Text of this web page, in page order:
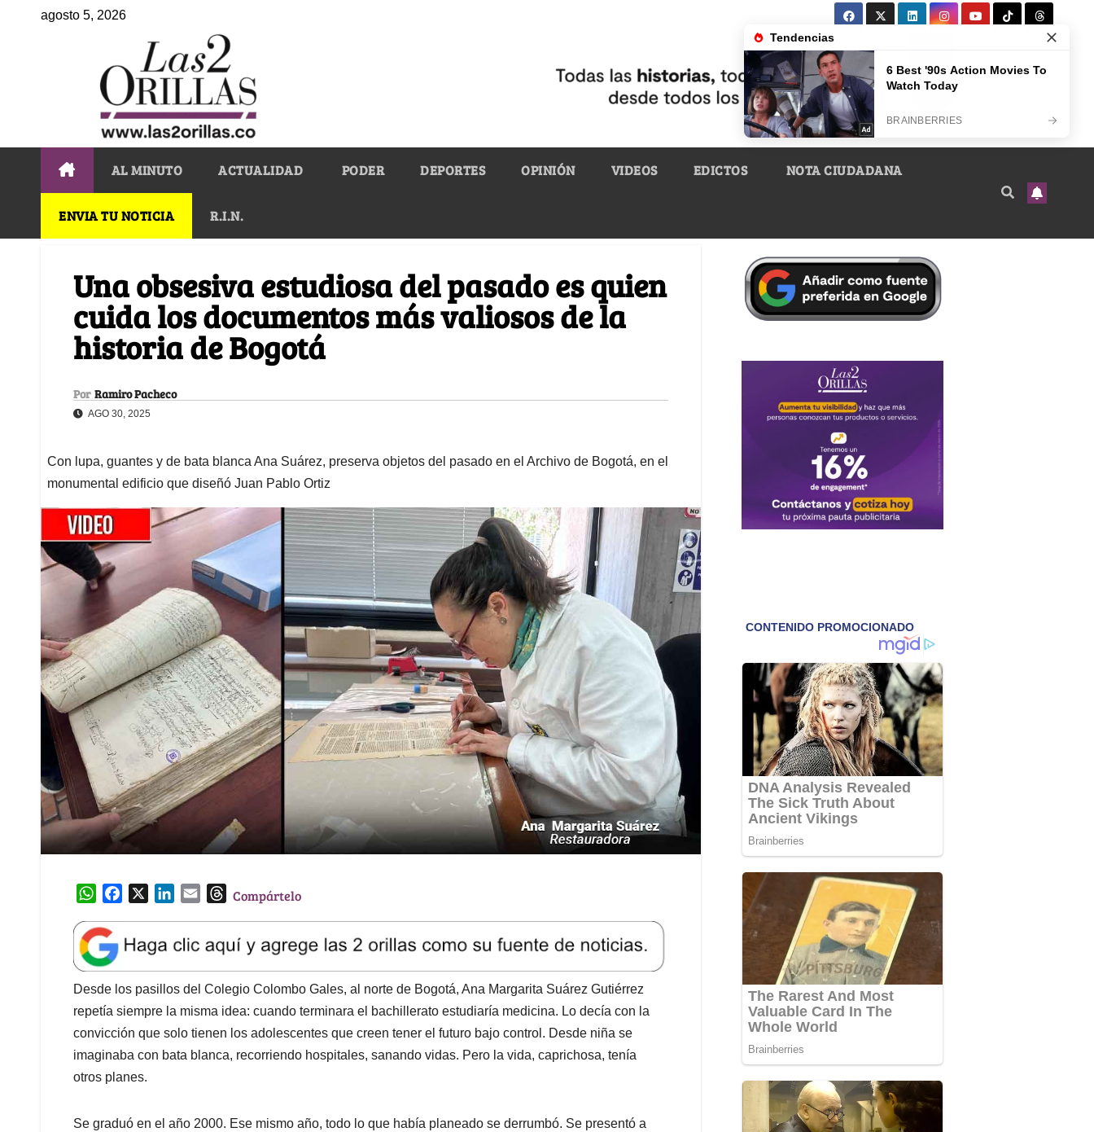
agosto 5, 2026
AL MINUTO ACTUALIDAD PODER DEPORTES OPINIÓN VIDEOS EDICTOS NOTA CIUDADANA
ENVIA TU NOTICIA R.I.N.
Una obsesiva estudiosa del pasado es quien
cuida los documentos más valiosos de la
historia de Bogotá
Por Ramiro Pacheco
AGO 30, 2025
Con lupa, guantes y de bata blanca Ana Suárez, preserva objetos del pasado en el Archivo de Bogotá, en el
monumental edificio que diseñó Juan Pablo Ortiz
W
a
t
s
A
p
p
e
b
o
o
k
k
e
d
I
n
l
T
e
a
d
s
Compártelo
Desde los pasillos del Colegio Colombo Gales, al norte de Bogotá, Ana Margarita Suárez Gutiérrez
repetía siempre la misma idea: cuando terminara el bachillerato estudiaría medicina. Lo decía con la
convicción que solo tienen los adolescentes que creen tener el futuro bajo control. Desde niña se
imaginaba con bata blanca, recorriendo hospitales, sanando vidas. Pero la vida, caprichosa, tenía
otros planes.
Se graduó en el año 2000. Ese mismo año, todo lo que había planeado se derrumbó. Se presentó a